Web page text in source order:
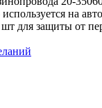
на
для защиты от